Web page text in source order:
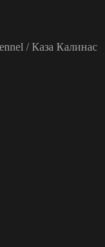
/ Каза Калинас